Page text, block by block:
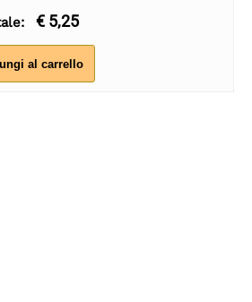
€ 5,25
al carrello